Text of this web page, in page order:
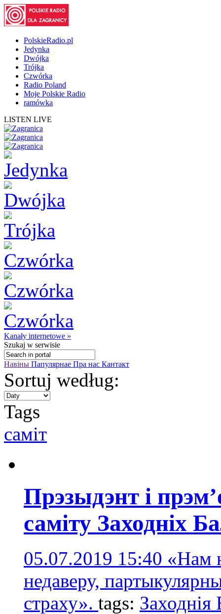
PolskieRadio.pl
Jedynka
Dwójka
Trójka
Czwórka
Radio Poland
Moje Polskie Radio
ramówka
LISTEN LIVE
Kanały internetowe »
Szukaj w serwisie
Навіны Папулярнае Пра нас Кантакт
Sortuj według:
Tags
саміт
Прэзыдэнт і
саміту Заходніх
05.07.2019 15:40 «Нам
недаверу,
страху». tags: Заходнія